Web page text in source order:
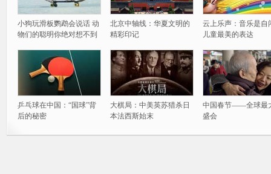
小狗玩滑板鹦鹉会说话 动
物们的聪明你绝对想不到
北京中轴线：华夏文明的
精彩印记
云上乐声：音乐是自
儿童最美的表达
乒乓球在中国：“国球”背
后的秘密
大棋局：中美英苏猎杀日
本法西斯始末
中国春节——全球最
盛会